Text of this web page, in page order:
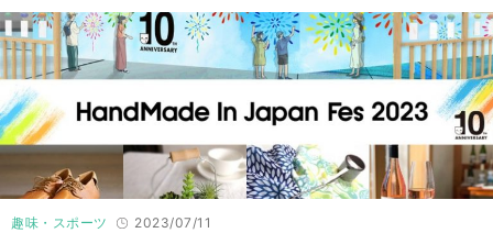
趣味・スポーツ 2023/07/11